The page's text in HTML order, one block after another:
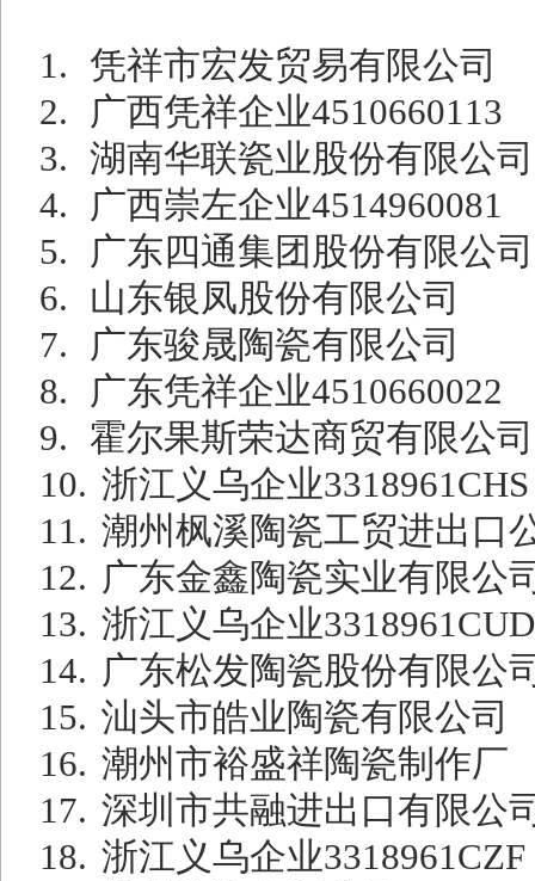
1. 凭祥市宏发贸易有限公司
2.
广西凭祥企业4510660113
3. 湖南华联瓷业股份有限公司
4.
广西崇左企业4514960081
5.
广东四通集团股份有限公司
6.
山东银凤股份有限公司
7.
广东骏晟陶瓷有限公司
8.
广东凭祥企业4510660022
9. 霍尔果斯荣达商贸有限公司
10. 浙江义乌企业3318961CHS
11. 潮州枫溪陶瓷工贸进出口
12. 广东金鑫陶瓷实业有限公
13. 浙江义乌企业3318961CUD
14. 广东松发陶瓷股份有限公
15. 汕头市皓业陶瓷有限公司
16. 潮州市裕盛祥陶瓷制作厂
17. 深圳市共融进出口有限公
18. 浙江义乌企业3318961CZF